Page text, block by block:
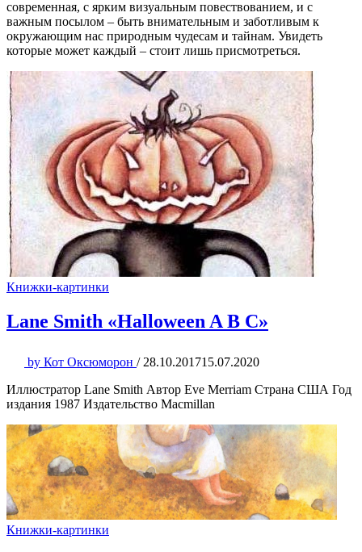
современная, с ярким визуальным повествованием, и с
важным посылом – быть внимательным и заботливым к
окружающим нас природным чудесам и тайнам. Увидеть
которые может каждый – стоит лишь присмотреться.
Книжки-картинки
Lane Smith «Halloween A B C»
by Кот Оксюморон / 28.10.201715.07.2020
Иллюстратор Lane Smith Автор Eve Merriam Страна США Год
издания 1987 Издательство Macmillan
Книжки-картинки